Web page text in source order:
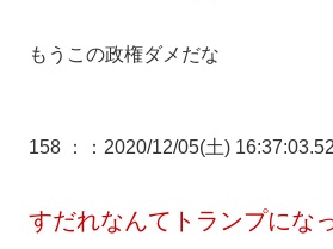
もうこの政権ダメだな
158 ： ：2020/12/05(土)
すだれなんてトランプにな